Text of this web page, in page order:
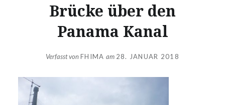
Brücke über den
Panama Kanal
Verfasst vonFHIMA am 28. JANUAR 2018